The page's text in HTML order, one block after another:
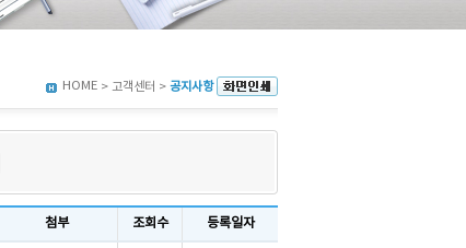
HOME > 고객센터 > 공지사항
첨부 조회수 등록일자